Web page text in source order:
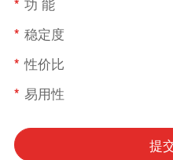
* 稳定度
* 性价比
* 易用性
提